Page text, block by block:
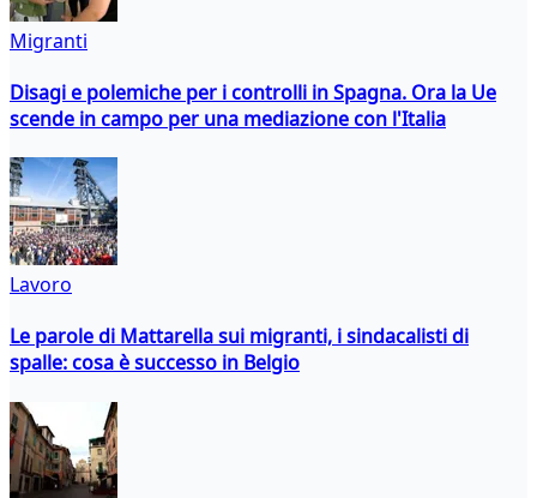
Migranti
Disagi e polemiche per i controlli in Spagna. Ora la Ue
scende in campo per una mediazione con l'Italia
Lavoro
Le parole di Mattarella sui migranti, i sindacalisti di
spalle: cosa è successo in Belgio